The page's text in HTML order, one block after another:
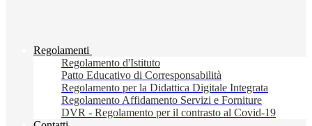
Regolamenti
Regolamento d'Istituto
Patto Educativo di Corresponsabilità
Regolamento per la Didattica Digitale Integrata
Regolamento Affidamento Servizi e Forniture
DVR - Regolamento per il contrasto al Covid-19